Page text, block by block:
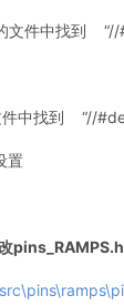
件中找到 “//
中找到 “//
置